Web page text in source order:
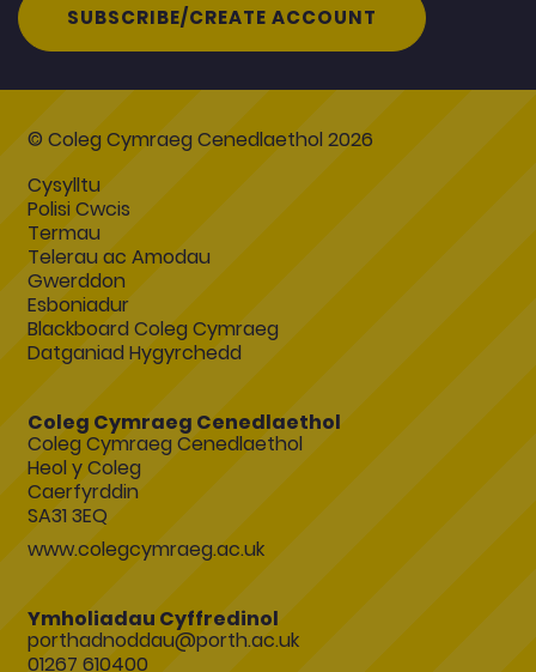
SUBSCRIBE/CREATE ACCOUNT
© Coleg Cymraeg Cenedlaethol 2026
Cysylltu
Polisi Cwcis
Termau
Telerau ac Amodau
Gwerddon
Esboniadur
Blackboard Coleg Cymraeg
Datganiad Hygyrchedd
Coleg Cymraeg Cenedlaethol
Coleg Cymraeg Cenedlaethol
Heol y Coleg
Caerfyrddin
SA31 3EQ
www.colegcymraeg.ac.uk
Ymholiadau Cyffredinol
porthadnoddau@porth.ac.uk
01267 610400